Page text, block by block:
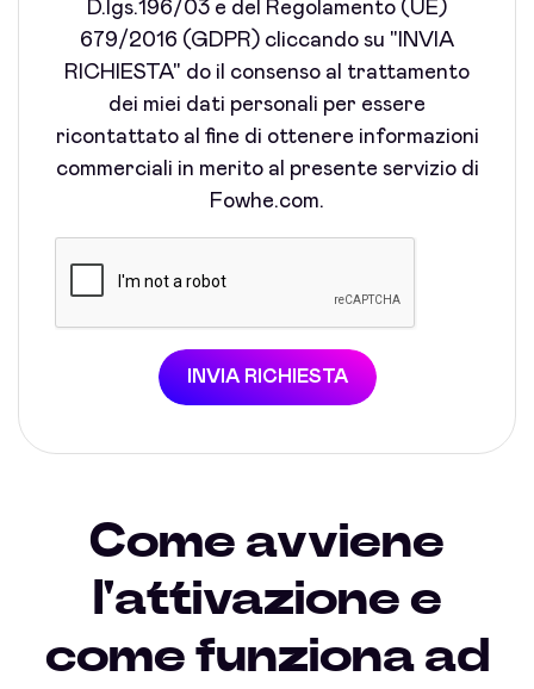
D.lgs.196/03 e del Regolamento (UE)
679/2016 (GDPR) cliccando su "INVIA
RICHIESTA" do il consenso al trattamento
dei miei dati personali per essere
ricontattato al fine di ottenere informazioni
commerciali in merito al presente servizio di
Fowhe.com.
INVIA RICHIESTA
Come avviene
l'attivazione e
come funziona ad